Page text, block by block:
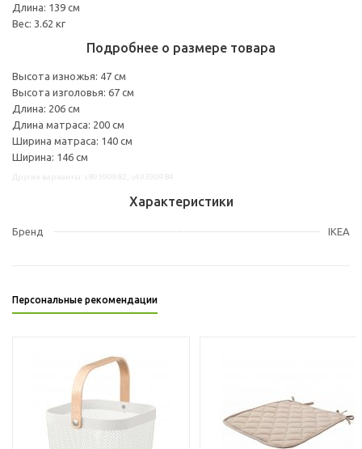
Длина: 139 см
Вес: 3.62 кг
Подробнее о размере товара
Высота изножья: 47 см
Высота изголовья: 67 см
Длина: 206 см
Длина матраса: 200 см
Ширина матраса: 140 см
Ширина: 146 см
Характеристики
Бренд IKEA
Персональные рекомендации